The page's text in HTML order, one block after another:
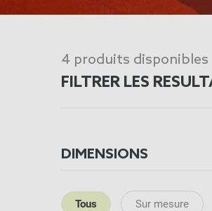
FILTRER LES
4 produits disponibles
DIMENSIONS
Tous Sur mesure